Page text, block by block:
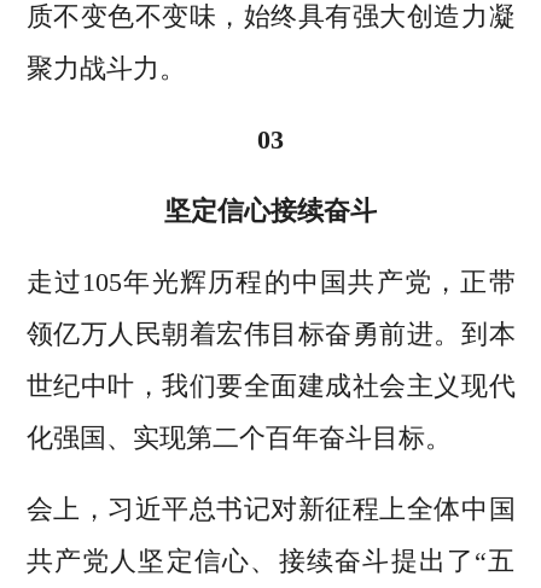
质不变色不变味，始终具有强大创造力凝
聚力战斗力。
03
坚定信心接续奋斗
走过105年光辉历程的中国共产党，正带
领亿万人民朝着宏伟目标奋勇前进。到本
世纪中叶，我们要全面建成社会主义现代
化强国、实现第二个百年奋斗目标。
会上，习近平总书记对新征程上全体中国
共产党人坚定信心、接续奋斗提出了“五